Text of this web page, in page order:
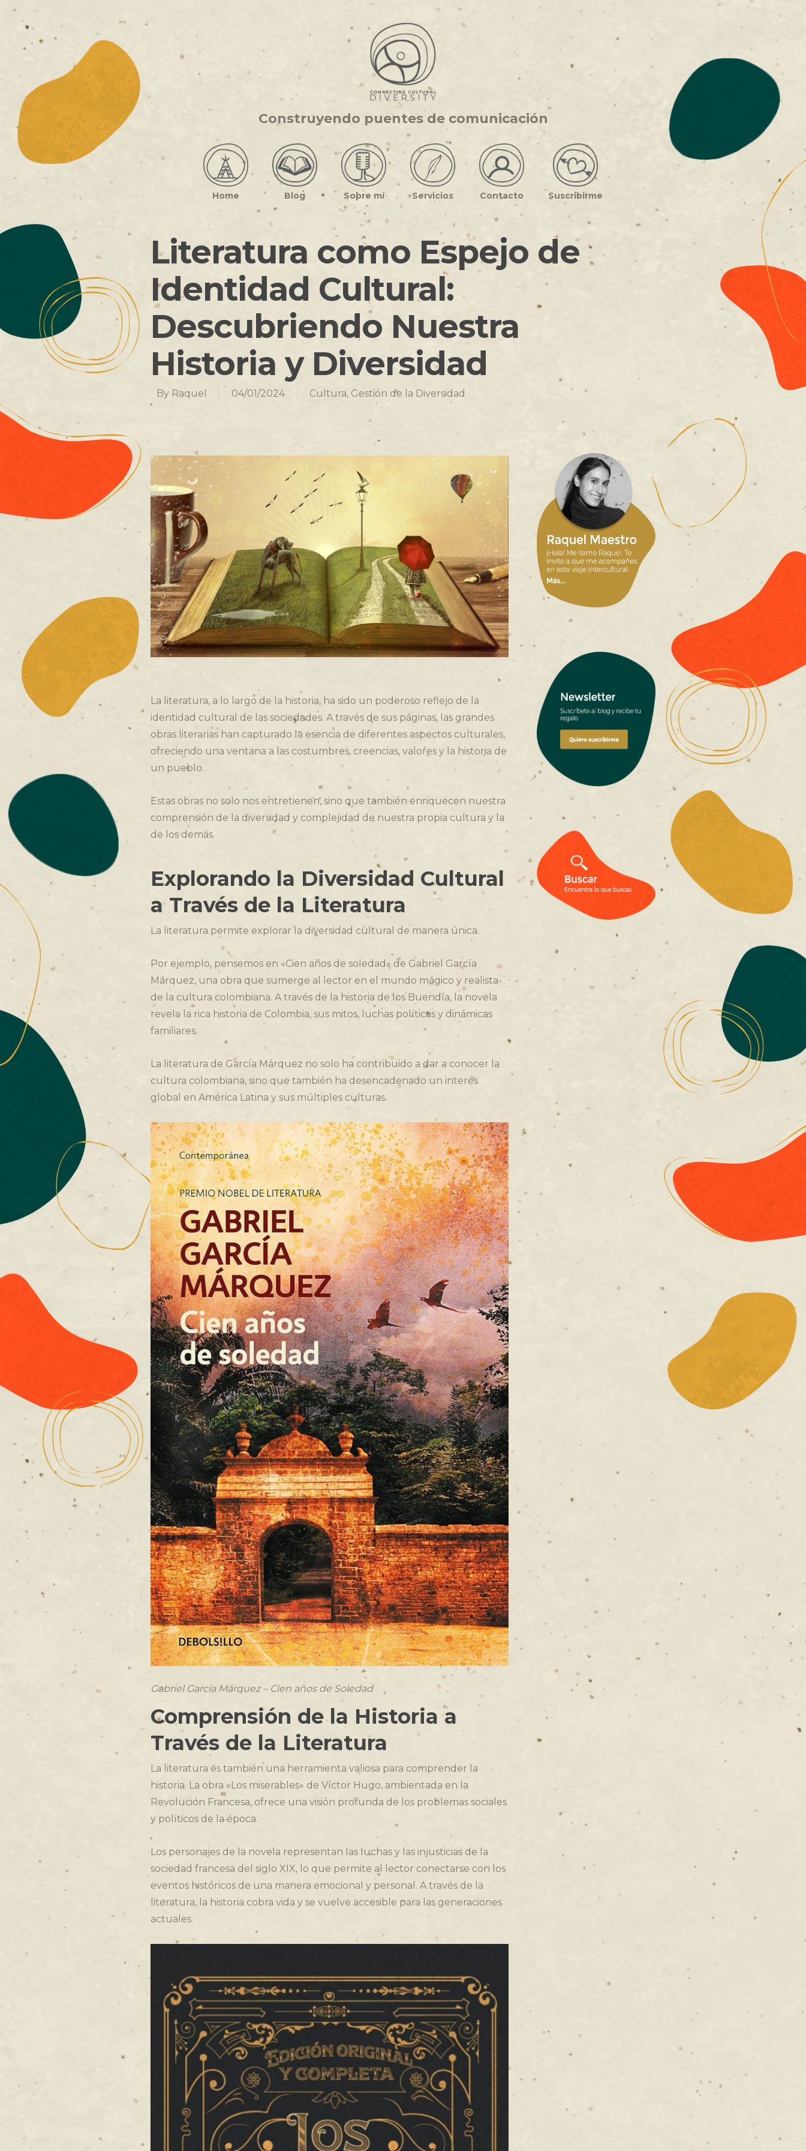
Construyendo puentes de comunicación
Home Blog Sobre mí Servicios Contacto Suscribirme
Literatura como Espejo de
Identidad Cultural:
Descubriendo Nuestra
Historia y Diversidad
By Raquel 04/01/2024 Cultura, Gestión de la Diversidad
La literatura, a lo largo de la historia, ha sido un poderoso reflejo de la
identidad cultural de las sociedades. A través de sus páginas, las grandes
obras literarias han capturado la esencia de diferentes aspectos culturales,
ofreciendo una ventana a las costumbres, creencias, valores y la historia de
un pueblo.
Estas obras no solo nos entretienen, sino que también enriquecen nuestra
comprensión de la diversidad y complejidad de nuestra propia cultura y la
de los demás.
Explorando la Diversidad Cultural
a Través de la Literatura
La literatura permite explorar la diversidad cultural de manera única.
Por ejemplo, pensemos en «Cien años de soledad» de Gabriel García
Márquez, una obra que sumerge al lector en el mundo mágico y realista
de la cultura colombiana. A través de la historia de los Buendía, la novela
revela la rica historia de Colombia, sus mitos, luchas políticas y dinámicas
familiares.
La literatura de García Márquez no solo ha contribuido a dar a conocer la
cultura colombiana, sino que también ha desencadenado un interés
global en América Latina y sus múltiples culturas.
Gabriel García Márquez – Cien años de Soledad
Comprensión de la Historia a
Través de la Literatura
La literatura es también una herramienta valiosa para comprender la
historia. La obra «Los miserables» de Víctor Hugo, ambientada en la
Revolución Francesa, ofrece una visión profunda de los problemas sociales
y políticos de la época.
Los personajes de la novela representan las luchas y las injusticias de la
sociedad francesa del siglo XIX, lo que permite al lector conectarse con los
eventos históricos de una manera emocional y personal. A través de la
literatura, la historia cobra vida y se vuelve accesible para las generaciones
actuales.